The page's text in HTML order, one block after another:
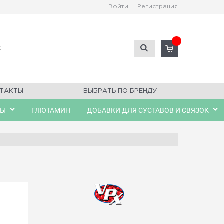
Войти Регистрация
ВЫБРАТЬ ПО БРЕНДУ
ГЛЮТАМИН ДОБАВКИ ДЛЯ СУСТАВОВ И СВЯЗОК